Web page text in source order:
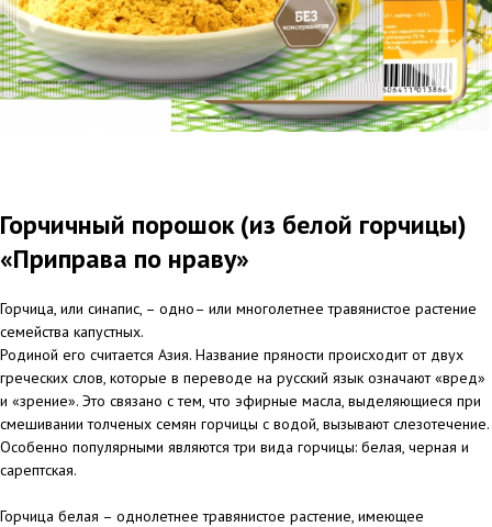
Горчичный порошок (из белой горчицы)
«Приправа по нраву»
Горчица, или синапис, – одно– или многолетнее травянистое растение
семейства капустных.
Родиной его считается Азия. Название пряности происходит от двух
греческих слов, которые в переводе на русский язык означают «вред»
и «зрение». Это связано с тем, что эфирные масла, выделяющиеся при
смешивании толченых семян горчицы с водой, вызывают слезотечение.
Особенно популярными являются три вида горчицы: белая, черная и
сарептская.
Горчица белая – однолетнее травянистое растение, имеющее